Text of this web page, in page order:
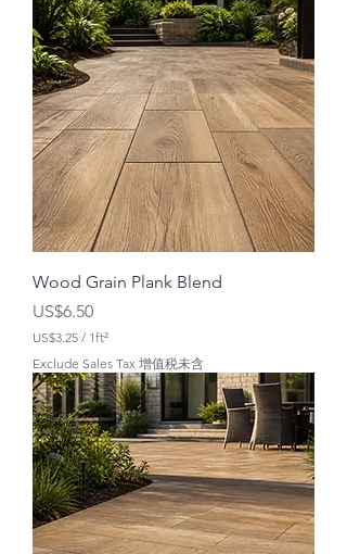
方
英
尺
U
S
$
3
.
2
5
Wood Grain Plank Blend
價格
US$6.50
US$3.25 / 1ft²
1
平
方
英
尺
U
S
$
3
.
2
Exclude Sales Tax 增值税未含